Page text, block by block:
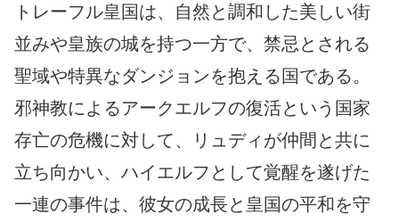
トレーフル皇国は、自然と調和した美しい街
並みや皇族の城を持つ一方で、禁忌とされる
聖域や特異なダンジョンを抱える国である。
邪神教によるアークエルフの復活という国家
存亡の危機に対して、リュディが仲間と共に
立ち向かい、ハイエルフとして覚醒を遂げた
一連の事件は、彼女の成長と皇国の平和を守